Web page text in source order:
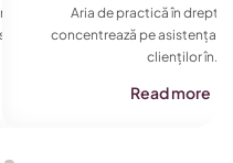
și
și
Aria de practică în drept
concentrează pe asistența și
clienților în…
Read more